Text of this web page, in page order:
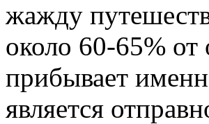
жажду
около 60-65% от
прибывает
является